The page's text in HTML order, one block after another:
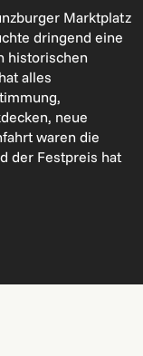
Marktplatz
dringend eine
historischen
alles
neue
waren die
der Festpreis hat